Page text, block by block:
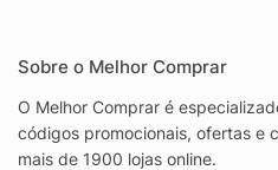
Sobre o Melhor Comprar
O Melhor Comprar é
códigos promocionais, ofertas e
mais de 1900 lojas online.